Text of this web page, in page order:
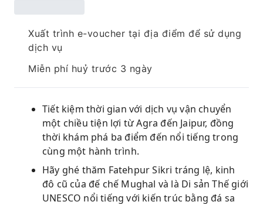
Xuất trình e-voucher tại địa điểm để sử dụng
dịch vụ
Miễn phí huỷ trước 3 ngày
Tiết kiệm thời gian với dịch vụ vận chuyển
một chiều tiện lợi từ Agra đến Jaipur, đồng
thời khám phá ba điểm đến nổi tiếng trong
cùng một hành trình.
Hãy ghé thăm Fatehpur Sikri tráng lệ, kinh
đô cũ của đế chế Mughal và là Di sản Thế giới
UNESCO nổi tiếng với kiến ​​trúc bằng đá sa